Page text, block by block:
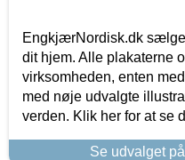
EngkjærNordisk.dk
dit hjem. Alle plakaterne
virksomheden, enten
med nøje udvalgte
verden. Klik her for at se
Se udvalget